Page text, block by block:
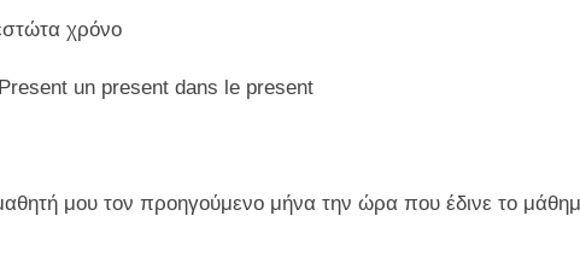
χρόνο
un present dans le present
μου τον προηγούμενο μήνα την ώρα που έδινε το